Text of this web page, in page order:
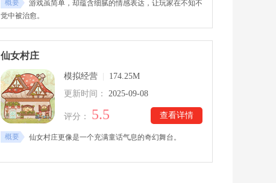
概要
游戏虽简单，却蕴含细腻的情感表达，让玩家在不知不
觉中被治愈。
仙女村庄
模拟经营
174.25M
更新时间：
2025-09-08
查看详情
评分： 5.5
概要 仙女村庄更像是一个充满童话气息的奇幻舞台。